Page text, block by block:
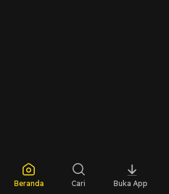
Beranda Cari Buka App